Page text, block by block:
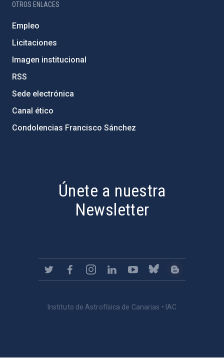
OTROS ENLACES
Empleo
Licitaciones
Imagen institucional
RSS
Sede electrónica
Canal ético
Condolencias Francisco Sánchez
Únete a nuestra
Newsletter
Instituto de Astrofísica de Canarias • IAC